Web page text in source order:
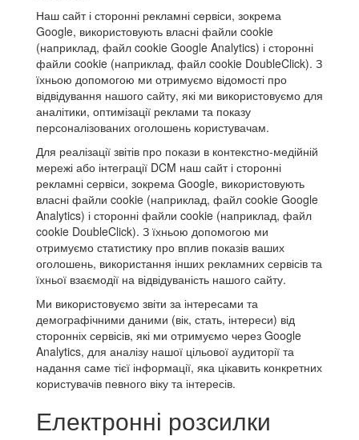
Наш сайт і сторонні рекламні сервіси, зокрема
Google, використовують власні файли cookie
(наприклад, файл cookie Google Analytics) і сторонні
файли cookie (наприклад, файл cookie DoubleClick). З
їхньою допомогою ми отримуємо відомості про
відвідування нашого сайту, які ми використовуємо для
аналітики, оптимізації реклами та показу
персоналізованих оголошень користувачам.
Для реалізації звітів про покази в контекстно-медійній
мережі або інтеграції DCM наш сайт і сторонні
рекламні сервіси, зокрема Google, використовують
власні файли cookie (наприклад, файл cookie Google
Analytics) і сторонні файли cookie (наприклад, файл
cookie DoubleClick). З їхньою допомогою ми
отримуємо статистику про вплив показів ваших
оголошень, використання інших рекламних сервісів та
їхньої взаємодії на відвідуваність нашого сайту.
Ми використовуємо звіти за інтересами та
демографічними даними (вік, стать, інтереси) від
сторонніх сервісів, які ми отримуємо через Google
Analytics, для аналізу нашої цільової аудиторії та
надання саме тієї інформації, яка цікавить конкретних
користувачів певного віку та інтересів.
Електронні розсилки